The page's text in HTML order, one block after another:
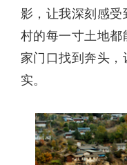
影，让我深刻感受
村的每一寸土地都
家门口找到奔头
实。